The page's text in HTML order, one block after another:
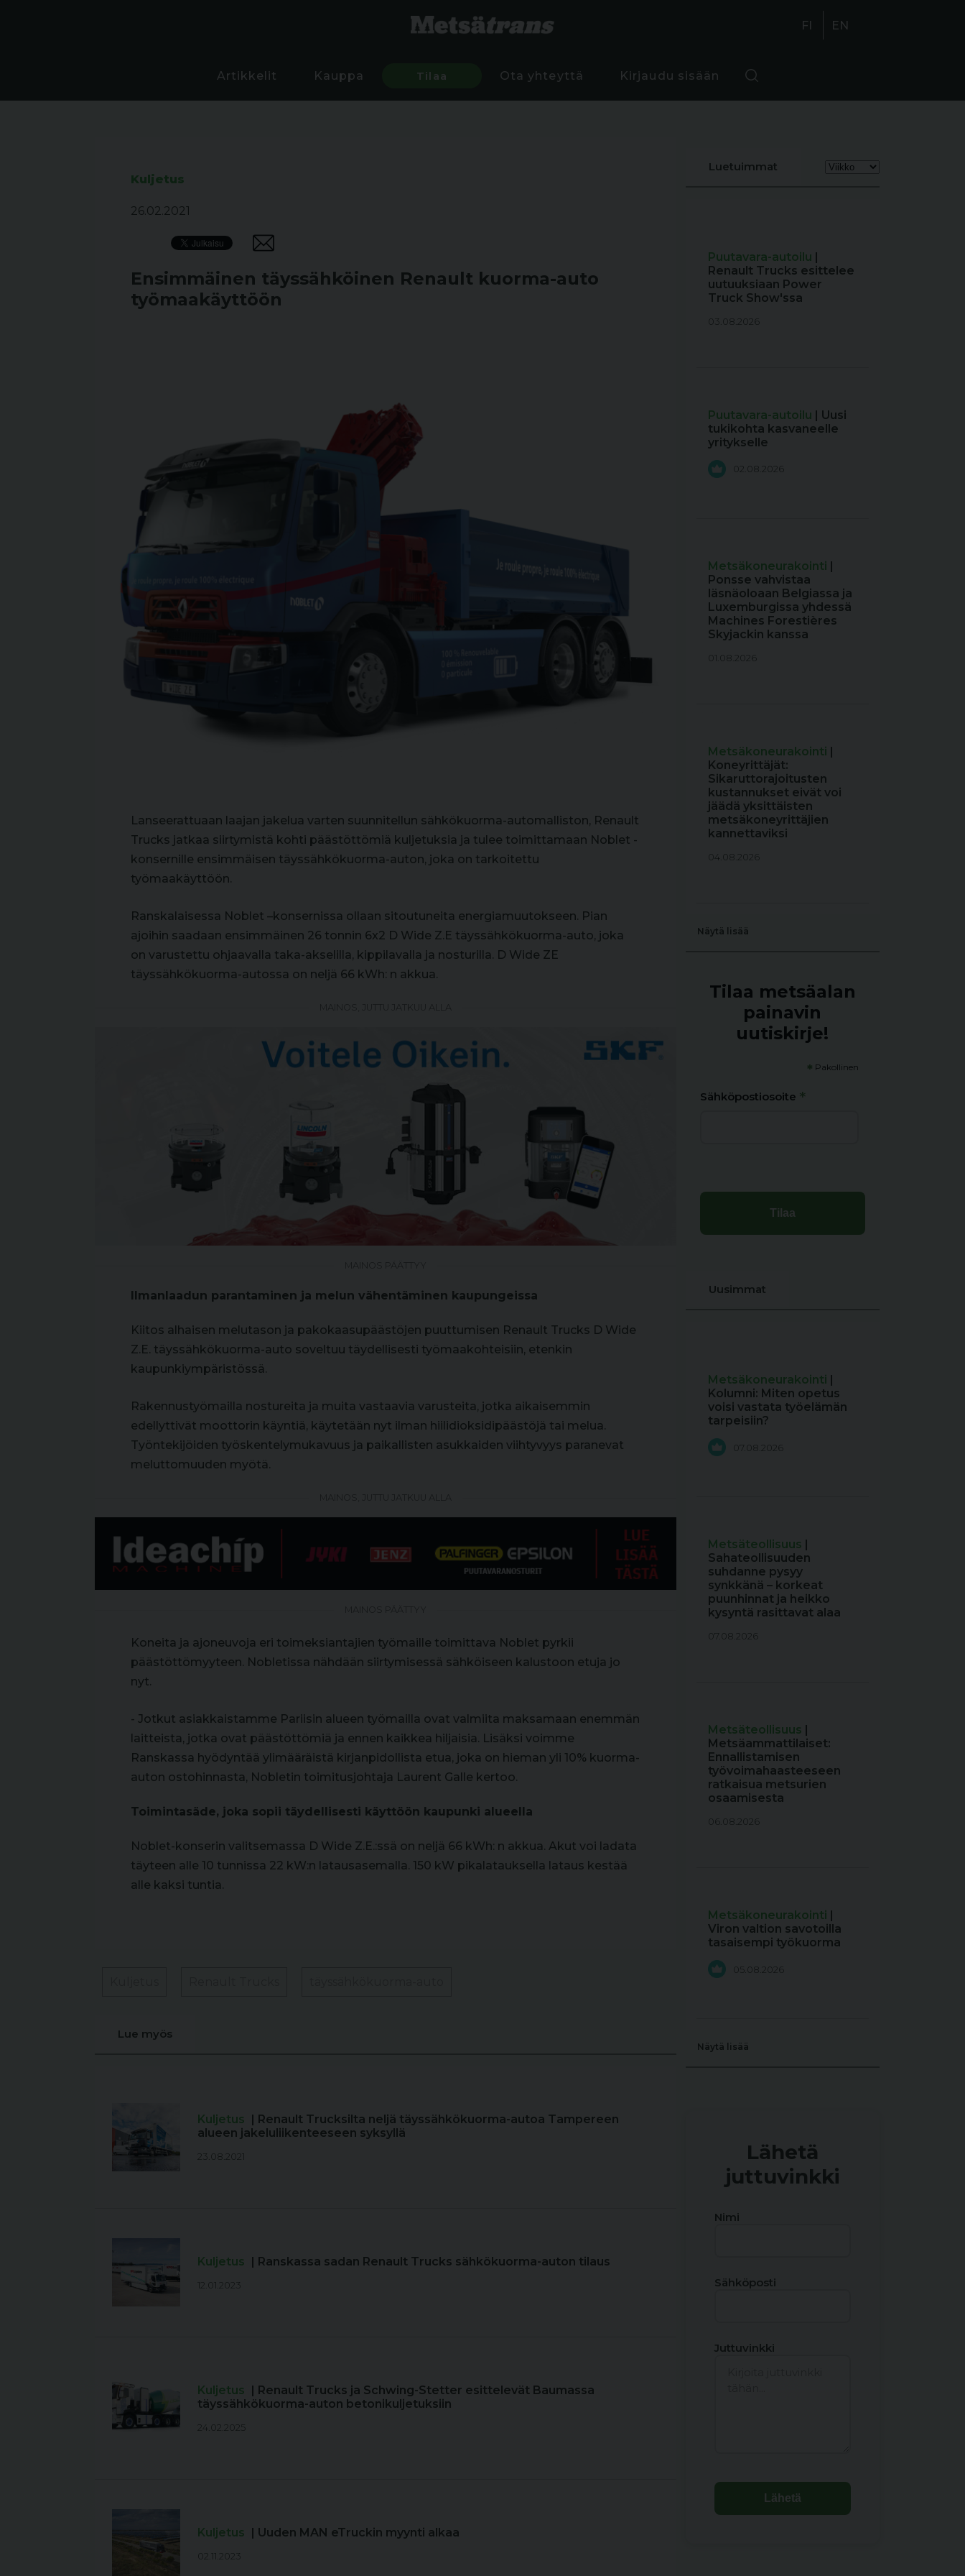
FI EN
Artikkelit Kauppa Tilaa Ota yhteyttä Kirjaudu sisään
Kuljetus
26.02.2021
Ensimmäinen täyssähköinen Renault kuorma-auto
työmaakäyttöön
Lanseerattuaan laajan jakelua varten suunnitellun sähkökuorma-automalliston, Renault
Trucks jatkaa siirtymistä kohti päästöttömiä kuljetuksia ja tulee toimittamaan Noblet -
konsernille ensimmäisen täyssähkökuorma-auton, joka on tarkoitettu
työmaakäyttöön.
Ranskalaisessa Noblet –konsernissa ollaan sitoutuneita energiamuutokseen. Pian
ajoihin saadaan ensimmäinen 26 tonnin 6x2 D Wide Z.E täyssähkökuorma-auto, joka
on varustettu ohjaavalla taka-akselilla, kippilavalla ja nosturilla. D Wide ZE
täyssähkökuorma-autossa on neljä 66 kWh: n akkua.
Ilmanlaadun parantaminen ja melun vähentäminen kaupungeissa
Kiitos alhaisen melutason ja pakokaasupäästöjen puuttumisen Renault Trucks D Wide
Z.E. täyssähkökuorma-auto soveltuu täydellisesti työmaakohteisiin, etenkin
kaupunkiympäristössä.
Rakennustyömailla nostureita ja muita vastaavia varusteita, jotka aikaisemmin
edellyttivät moottorin käyntiä, käytetään nyt ilman hiilidioksidipäästöjä tai melua.
Työntekijöiden työskentelymukavuus ja paikallisten asukkaiden viihtyvyys paranevat
meluttomuuden myötä.
Koneita ja ajoneuvoja eri toimeksiantajien työmaille toimittava Noblet pyrkii
päästöttömyyteen. Nobletissa nähdään siirtymisessä sähköiseen kalustoon etuja jo
nyt.
- Jotkut asiakkaistamme Pariisin alueen työmailla ovat valmiita maksamaan enemmän
laitteista, jotka ovat päästöttömiä ja ennen kaikkea hiljaisia. Lisäksi voimme
Ranskassa hyödyntää ylimääräistä kirjanpidollista etua, joka on hieman yli 10% kuorma-
auton ostohinnasta, Nobletin toimitusjohtaja Laurent Galle kertoo.
Toimintasäde, joka sopii täydellisesti käyttöön kaupunki alueella
Noblet-konserin valitsemassa D Wide Z.E.:ssä on neljä 66 kWh: n akkua. Akut voi ladata
täyteen alle 10 tunnissa 22 kW:n latausasemalla. 150 kW pikalatauksella lataus kestää
alle kaksi tuntia.
Lue myös
Kuljetus | Renault Trucksilta neljä täyssähkökuorma-autoa Tampereen
alueen jakeluliikenteeseen syksyllä
23.08.2021
Kuljetus | Ranskassa sadan Renault Trucks sähkökuorma-auton tilaus
12.01.2023
Kuljetus | Renault Trucks ja Schwing-Stetter esittelevät Baumassa
täyssähkökuorma-auton betonikuljetuksiin
24.02.2025
Kuljetus | Uuden MAN eTruckin myynti alkaa
02.11.2023
Luetuimmat
Puutavara-autoilu |
Renault Trucks esittelee
uutuuksiaan Power
Truck Show'ssa
03.08.2026
Puutavara-autoilu | Uusi
tukikohta kasvaneelle
yritykselle
02.08.2026
Metsäkoneurakointi |
Ponsse vahvistaa
läsnäoloaan Belgiassa ja
Luxemburgissa yhdessä
Machines Forestières
Skyjackin kanssa
01.08.2026
Metsäkoneurakointi |
Koneyrittäjät:
Sikaruttorajoitusten
kustannukset eivät voi
jäädä yksittäisten
metsäkoneyrittäjien
kannettaviksi
04.08.2026
Näytä lisää
Tilaa metsäalan
painavin
uutiskirje!
* Pakollinen
Sähköpostiosoite *
Uusimmat
Metsäkoneurakointi |
Kolumni: Miten opetus
voisi vastata työelämän
tarpeisiin?
07.08.2026
Metsäteollisuus |
Sahateollisuuden
suhdanne pysyy
synkkänä – korkeat
puunhinnat ja heikko
kysyntä rasittavat alaa
07.08.2026
Metsäteollisuus |
Metsäammattilaiset:
Ennallistamisen
työvoimahaasteeseen
ratkaisua metsurien
osaamisesta
06.08.2026
Metsäkoneurakointi |
Viron valtion savotoilla
tasaisempi työkuorma
05.08.2026
Näytä lisää
Lähetä
juttuvinkki
Nimi
Sähköposti
Juttuvinkki
Lähetä